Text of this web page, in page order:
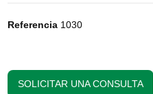
Referencia 1030
SOLICITAR UNA CONSULTA